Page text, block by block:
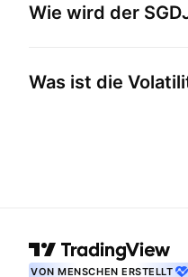
Wie wird der
Was ist die
VON MENSCHEN ERSTELLT